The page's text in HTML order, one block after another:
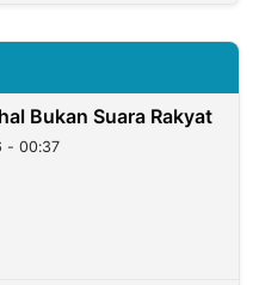
Bukan Suara Rakyat
- 00:37